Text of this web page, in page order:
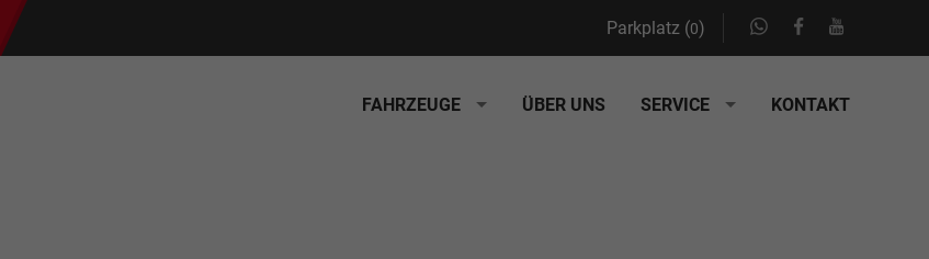
Parkplatz (0)
FAHRZEUGE ÜBER UNS SERVICE KONTAKT